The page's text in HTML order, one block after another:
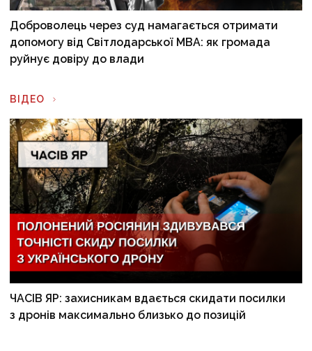
Доброволець через суд намагається отримати
допомогу від Світлодарської МВА: як громада
руйнує довіру до влади
ВІДЕО
ЧАСІВ ЯР: захисникам вдається скидати посилки
з дронів максимально близько до позицій